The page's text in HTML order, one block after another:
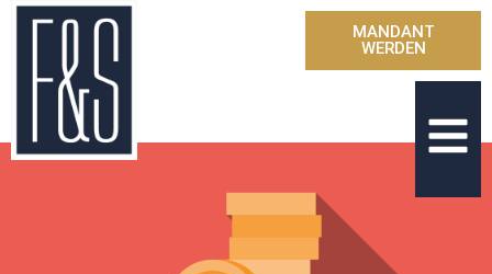
MANDANT
WERDEN